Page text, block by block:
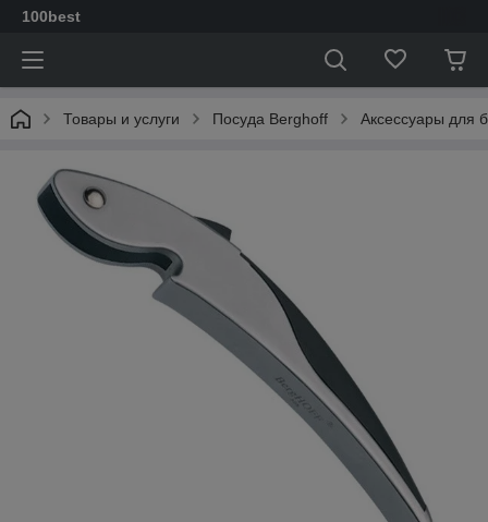
100best
Товары и услуги Посуда Berghoff Аксессуары для